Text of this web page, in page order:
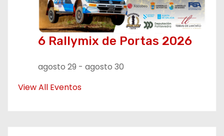
6 Rallymix de Portas 2026
agosto 29 - agosto 30
View All Eventos